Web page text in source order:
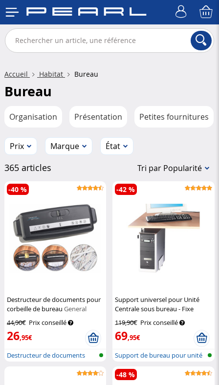
Accueil Habitat Bureau
Bureau
Organisation Présentation Petites fournitures
Prix Marque État
365 articles Tri par Popularité
Destructeur de documents pour
corbeille de bureau General
44,90€ Prix conseillé
26,95€
-40 %
Destructeur de documents
Support universel pour Unité
Centrale sous bureau - Fixe
119,90€ Prix conseillé
69,95€
-42 %
Support de bureau pour unité
centra...
-48 %